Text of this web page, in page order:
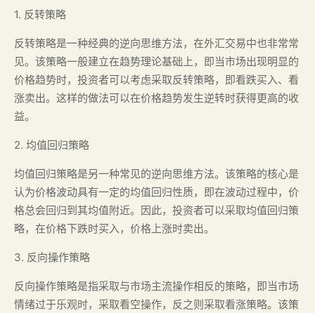
1. 反转策略
反转策略是一种经典的逆向思维方法，在外汇交易中也非常常
见。该策略一般建立在趋势理论基础上，即当市场出现明显的
价格趋势时，投资者可以考虑采取反转策略，即看跌买入、看
涨卖出。这样的做法可以在价格趋势发生逆转时获得更高的收
益。
2. 均值回归策略
均值回归策略是另一种常见的逆向思维方法。该策略的核心是
认为价格波动具有一定的均值回归性质，即在波动过程中，价
格总会回归到其均值附近。因此，投资者可以采取均值回归策
略，在价格下跌时买入，价格上涨时卖出。
3. 反向操作策略
反向操作策略是指采取与市场主流操作相反的策略，即当市场
情绪过于乐观时，采取看空操作，反之则采取看涨策略。该策